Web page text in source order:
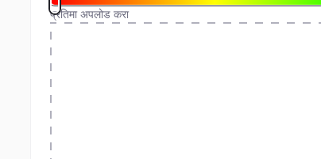
प्रतिमा अपलोड करा